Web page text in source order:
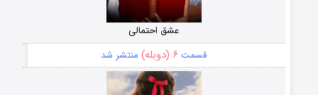
عشق احتمالی
قسمت ۶ (دوبله) منتشر شد